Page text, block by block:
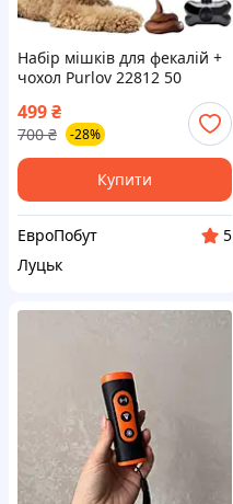
Набір мішків для фекалій +
чохол Purlov 22812 50
499₴
700 ₴ -28%
Купити
ЕвроПобут
5
Луцьк